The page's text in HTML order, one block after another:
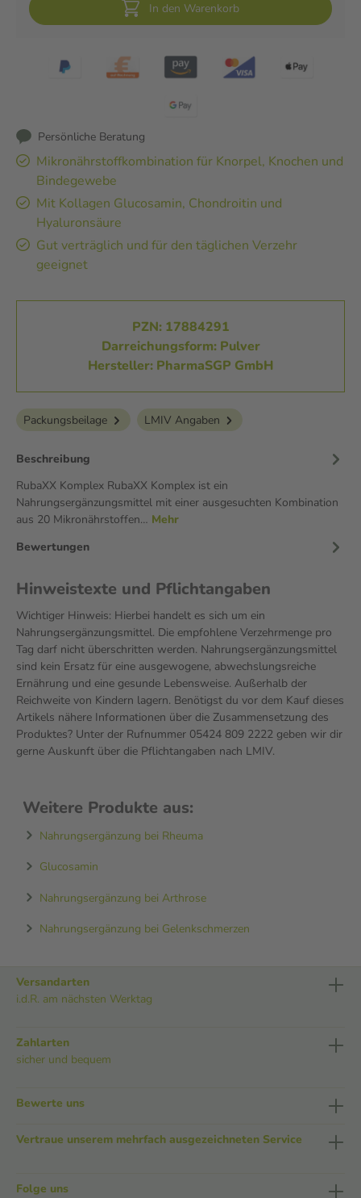
In den Warenkorb
Persönliche Beratung
Mikronährstoffkombination für Knorpel, Knochen und
Bindegewebe
Mit Kollagen Glucosamin, Chondroitin und
Hyaluronsäure
Gut verträglich und für den täglichen Verzehr
geeignet
PZN: 17884291
Darreichungsform: Pulver
Hersteller: PharmaSGP GmbH
Packungsbeilage LMIV Angaben
Beschreibung
RubaXX Komplex RubaXX Komplex ist ein
Nahrungsergänzungsmittel mit einer ausgesuchten Kombination
aus 20 Mikronährstoffen… Mehr
Bewertungen
Hinweistexte und Pflichtangaben
Wichtiger Hinweis: Hierbei handelt es sich um ein
Nahrungsergänzungsmittel. Die empfohlene Verzehrmenge pro
Tag darf nicht überschritten werden. Nahrungsergänzungsmittel
sind kein Ersatz für eine ausgewogene, abwechslungsreiche
Ernährung und eine gesunde Lebensweise. Außerhalb der
Reichweite von Kindern lagern. Benötigst du vor dem Kauf dieses
Artikels nähere Informationen über die Zusammensetzung des
Produktes? Unter der Rufnummer 05424 809 2222 geben wir dir
gerne Auskunft über die Pflichtangaben nach LMIV.
Weitere Produkte aus:
Nahrungsergänzung bei Rheuma
Glucosamin
Nahrungsergänzung bei Arthrose
Nahrungsergänzung bei Gelenkschmerzen
Versandarten
i.d.R. am nächsten Werktag
Zahlarten
sicher und bequem
Bewerte uns
Vertraue unserem mehrfach ausgezeichneten Service
Folge uns